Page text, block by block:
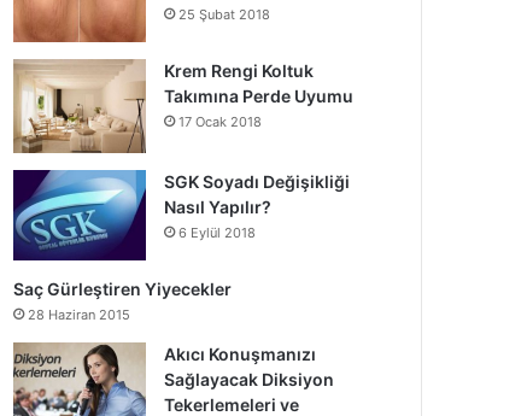
25 Şubat 2018
Krem Rengi Koltuk
Takımına Perde Uyumu
17 Ocak 2018
SGK Soyadı Değişikliği
Nasıl Yapılır?
6 Eylül 2018
Saç Gürleştiren Yiyecekler
28 Haziran 2015
Akıcı Konuşmanızı
Sağlayacak Diksiyon
Tekerlemeleri ve